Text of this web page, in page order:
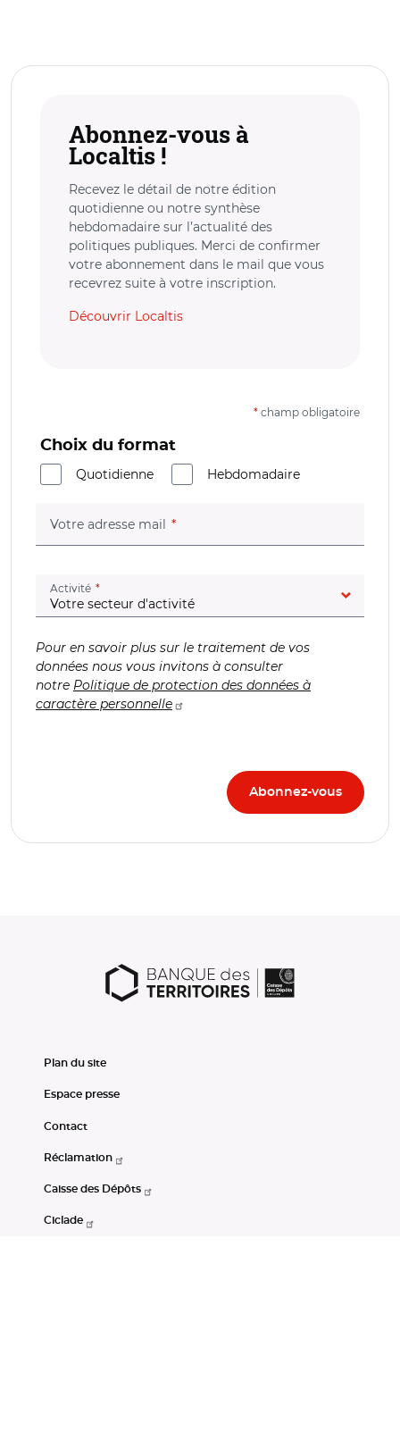
Abonnez-vous à
Localtis !
Recevez le détail de notre édition
quotidienne ou notre synthèse
hebdomadaire sur l’actualité des
politiques publiques. Merci de confirmer
votre abonnement dans le mail que vous
recevrez suite à votre inscription.
Découvrir Localtis
* champ obligatoire
Choix du format
Quotidienne
Hebdomadaire
Votre adresse mail (champ obligatoire)
Activité (champ obligatoire)
Pour en savoir plus sur le traitement de vos
données nous vous invitons à consulter
notre Politique de protection des données à
caractère personnelle
Plan du site
Espace presse
Contact
Réclamation
Caisse des Dépôts
Ciclade